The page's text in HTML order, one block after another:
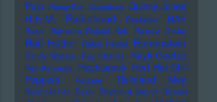
Pulp Pussy Riot Questlove Quincy Jones
R.E.M. Radiohead Raekwon RAF
Rage Rahsaan Roland Kirk Rainald Grebe
Ralf Hütter Ralph Heidel Rammstein
Randy Weston Ray Charles Rayk Goetze
Reb Kennedy Rechtsrock Red Hot Chili
Peppers
Reggae Reinhard Mey
Reinhold Heil Rezo Rhythm & Sound Ricardo